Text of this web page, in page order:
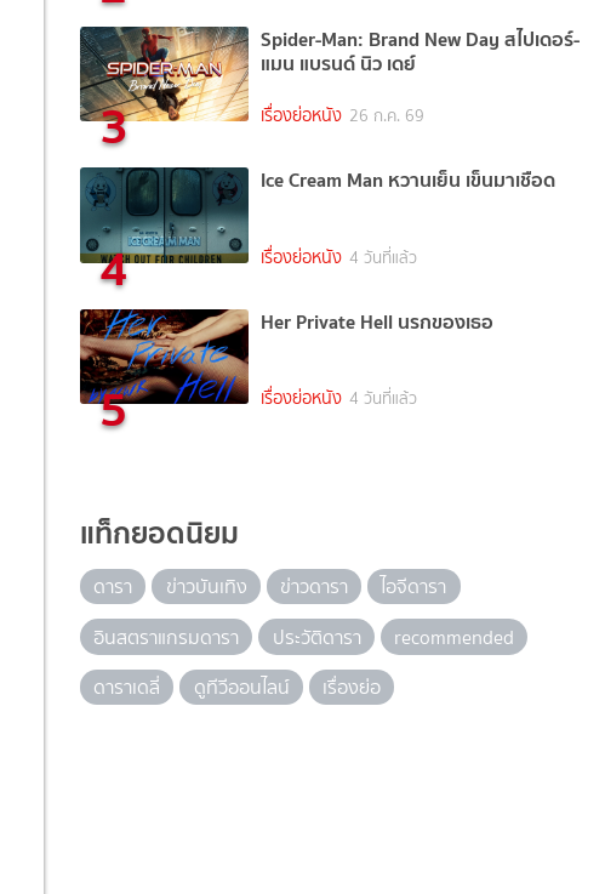
3
Spider-Man: Brand New Day สไปเดอร์-
แมน แบรนด์ นิว เดย์
เรื่องย่อหนัง 26 ก.ค. 69
4
Ice Cream Man หวานเย็น เข็นมาเชือด
เรื่องย่อหนัง 4 วันที่แล้ว
5
Her Private Hell นรกของเธอ
เรื่องย่อหนัง 4 วันที่แล้ว
แท็กยอดนิยม
ดารา ข่าวบันเทิง ข่าวดารา
ไอจีดารา
อินสตราแกรมดารา
ประวัติดารา
recommended
ดาราเดลี่
ดูทีวีออนไลน์ เรื่องย่อ